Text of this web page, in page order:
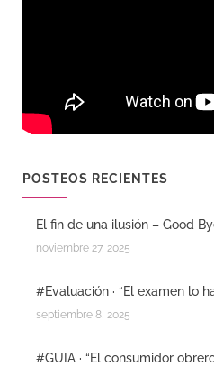
POSTEOS RECIENTES
El fin de una ilusión – Good
noviembre 27, 2025
#Evaluación · “El examen lo
septiembre 8, 2025
#GUIA · “El consumidor